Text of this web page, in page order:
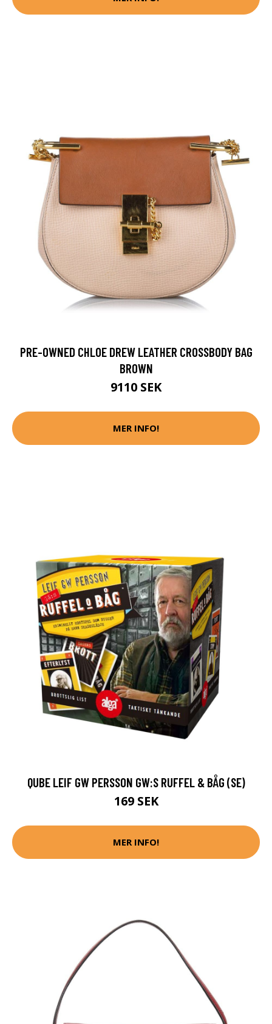
PRE-OWNED CHLOE DREW LEATHER CROSSBODY BAG
BROWN
9110 SEK
MER INFO!
QUBE LEIF GW PERSSON GW:S RUFFEL & BÅG (SE)
169 SEK
MER INFO!